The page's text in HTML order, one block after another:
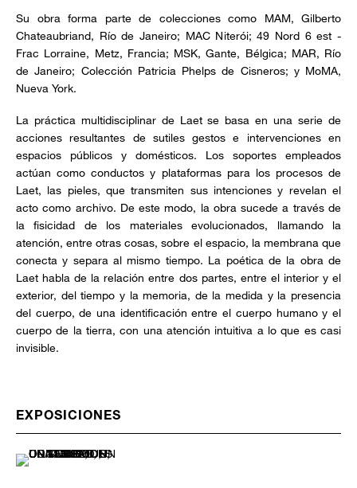
Su obra forma parte de colecciones como MAM, Gilberto
Chateaubriand, Río de Janeiro; MAC Niterói; 49 Nord 6 est -
Frac Lorraine, Metz, Francia; MSK, Gante, Bélgica; MAR, Río
de Janeiro; Colección Patricia Phelps de Cisneros; y MoMA,
Nueva York.
La práctica multidisciplinar de Laet se basa en una serie de
acciones resultantes de sutiles gestos e intervenciones en
espacios públicos y domésticos. Los soportes empleados
actúan como conductos y plataformas para los procesos de
Laet, las pieles, que transmiten sus intenciones y revelan el
acto como archivo. De este modo, la obra sucede a través de
la fisicidad de los materiales evolucionados, llamando la
atención, entre otras cosas, sobre el espacio, la membrana que
conecta y separa al mismo tiempo. La poética de la obra de
Laet habla de la relación entre dos partes, entre el interior y el
exterior, del tiempo y la memoria, de la medida y la presencia
del cuerpo, de una identificación entre el cuerpo humano y el
cuerpo de la tierra, con una atención intuitiva a lo que es casi
invisible.
EXPOSICIONES